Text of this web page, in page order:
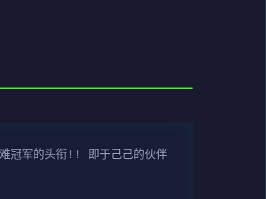
冠军的头衔!! 即于己己的伙伴